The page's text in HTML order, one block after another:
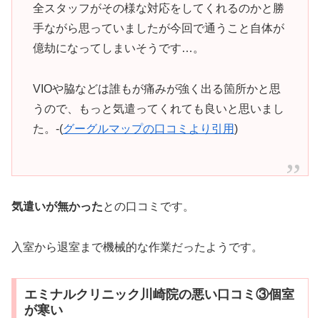
全スタッフがその様な対応をしてくれるのかと勝
手ながら思っていましたが今回で通うこと自体が
億劫になってしまいそうです…。
VIOや脇などは誰もが痛みが強く出る箇所かと思
うので、もっと気遣ってくれても良いと思いまし
た。-(グーグルマップの口コミより引用)
気遣いが無かったとの口コミです。
入室から退室まで機械的な作業だったようです。
エミナルクリニック川崎院の悪い口コミ③個室
が寒い